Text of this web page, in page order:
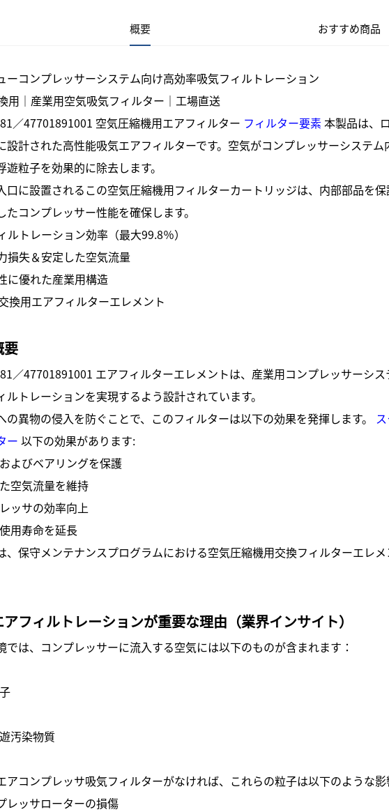
概要 おすすめ商品
ーコンプレッサーシステム向け高効率吸気フィルトレーション
用｜産業用空気吸気フィルター｜工場直送
／47701891001 空気圧縮機用エアフィルター フィルター要素 本製品は、
設計された高性能吸気エアフィルターです。空気がコンプレッサーシステ
遊粒子を効果的に除去します。
口に設置されるこの空気圧縮機用フィルターカートリッジは、内部部品を
たコンプレッサー性能を確保します。
ルトレーション効率（最大99.8％）
損失＆安定した空気流量
に優れた産業用構造
換用エアフィルターエレメント
要
／47701891001 エアフィルターエレメントは、産業用コンプレッサーシ
ルトレーションを実現するよう設計されています。
の異物の侵入を防ぐことで、このフィルターは以下の効果を発揮します。
ー 以下の効果があります:
およびベアリングを保護
た空気流量を維持
レッサの効率向上
使用寿命を延長
、保守メンテナンスプログラムにおける空気圧縮機用交換フィルターエレ
フィルトレーションが重要な理由（業界インサイト）
では、コンプレッサーに流入する空気には以下のものが含まれます：
汚染物質
アコンプレッサ吸気フィルターがなければ、これらの粒子は以下のような影
レッサローターの損傷